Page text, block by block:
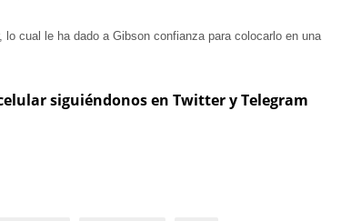
cual le ha dado a Gibson confianza para colocarlo en una
siguiéndonos en Twitter y Telegram